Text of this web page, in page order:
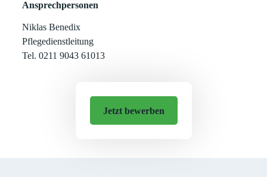
Ansprechpersonen
Niklas Benedix
Pflegedienstleitung
Tel. 0211 9043 61013
Jetzt bewerben